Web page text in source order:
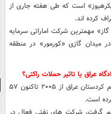
است که طی هفته جاری از
کرده اند.
مهمترین شرکت اماراتی سرمایه
میدان گازی «کورمور» در منطقه
عراق یا تاثیر حملات راکتی؟
روزنامه شبه دولتی «الصباح» روز یکشنبه اعلام کرد که اقلیم کردستان عراق از ۲۰۰۵ تاکنون ۵۷
است.
گرفت، شرکت های نفتی فعال در